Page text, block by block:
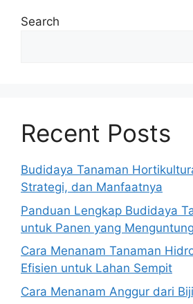
Search
Recent Posts
Budidaya Tanaman
Strategi, dan Manfaatnya
Panduan Lengkap Budidaya
untuk Panen yang
Cara Menanam Tanaman
Efisien untuk Lahan Sempit
Cara Menanam Anggur dari